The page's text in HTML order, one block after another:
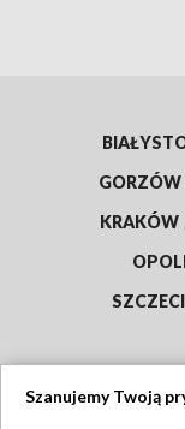
GORZÓW
KRAKÓW
Szanujemy Twoją